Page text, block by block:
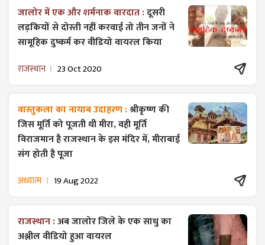
जालोर में एक और शर्मनाक वारदात :दूसरी
लड़कियों से दोस्ती नहीं करवाई तो तीन जनों ने
सामूहिक दुष्कर्म कर वीडियो वायरल किया
राजस्थान 23 Oct 2020
वास्तुकला का नायाब उदाहरण :श्रीकृष्ण की
जिस मूर्ति को पूजती थी मीरा, वही मूर्ति
विराजमान है राजस्थान के इस मंदिर में, मीराबाई
संग होती है पूजा
अध्यात्म 19 Aug 2022
राजस्थान :अब जालोर जिले के एक साधु का
अश्लील वीडियो हुआ वायरल